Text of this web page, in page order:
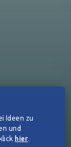
Ideen zu
und
hier.